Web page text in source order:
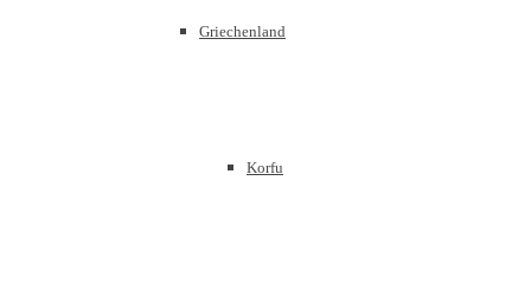
Griechenland
Korfu